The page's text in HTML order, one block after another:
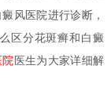
风医院进行诊断，
区分花斑癣和白癜
院 医生为大家详细解